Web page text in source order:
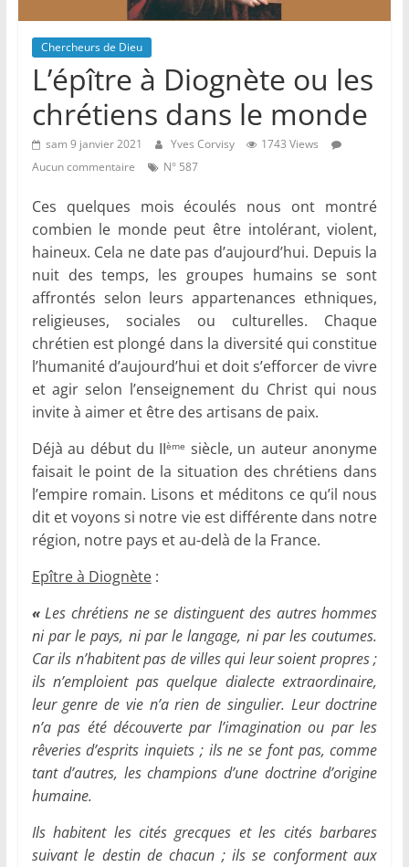
Chercheurs de Dieu
L’épître à Diognète ou les
chrétiens dans le monde
sam 9 janvier 2021 Yves Corvisy
1743 Views
Aucun commentaire
N° 587
Ces quelques mois écoulés nous ont montré
combien le monde peut être intolérant, violent,
haineux. Cela ne date pas d’aujourd’hui. Depuis la
nuit des temps, les groupes humains se sont
affrontés selon leurs appartenances ethniques,
religieuses, sociales ou culturelles. Chaque
chrétien est plongé dans la diversité qui constitue
l’humanité d’aujourd’hui et doit s’efforcer de vivre
et agir selon l’enseignement du Christ qui nous
invite à aimer et être des artisans de paix.
Déjà au début du IIème siècle, un auteur anonyme
faisait le point de la situation des chrétiens dans
l’empire romain. Lisons et méditons ce qu’il nous
dit et voyons si notre vie est différente dans notre
région, notre pays et au-delà de la France.
Epître à Diognète:
«Les chrétiens ne se distinguent des autres hommes
ni par le pays, ni par le langage, ni par les coutumes.
Car ils n’habitent pas de villes qui leur soient propres ;
ils n’emploient pas quelque dialecte extraordinaire,
leur genre de vie n’a rien de singulier. Leur doctrine
n’a pas été découverte par l’imagination ou par les
rêveries d’esprits inquiets ; ils ne se font pas, comme
tant d’autres, les champions d’une doctrine d’origine
humaine.
Ils habitent les cités grecques et les cités barbares
suivant le destin de chacun ; ils se conforment aux